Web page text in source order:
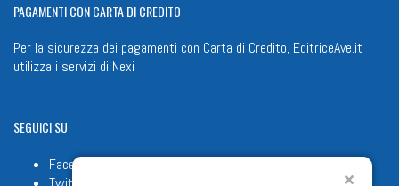
PAGAMENTICON CARTA DI CREDITO
Per la sicurezza dei pagamenti con Carta di Credito, EditriceAve.it
utilizza i servizi di Nexi
SEGUICISU
Facebook